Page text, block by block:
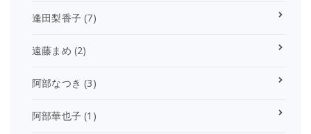
逢田梨香子 (7)
遠藤まめ (2)
阿部なつき (3)
阿部華也子 (1)